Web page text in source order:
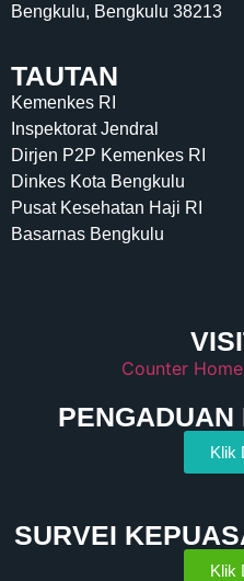
Bengkulu, Bengkulu 38213
TAUTAN
Kemenkes RI
Inspektorat Jendral
Dirjen P2P Kemenkes RI
Dinkes Kota Bengkulu
Pusat Kesehatan Haji RI
Basarnas Bengkulu
Counter
Klik
SURVEI
Klik